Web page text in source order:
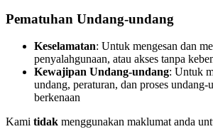
Pematuhan Undang-undang
Keselamatan: Untuk mengesan dan
penyalahgunaan, atau akses tanpa
Kewajipan Undang-undang: Untuk
undang, peraturan, dan proses undang-
berkenaan
Kami tidak menggunakan maklumat anda